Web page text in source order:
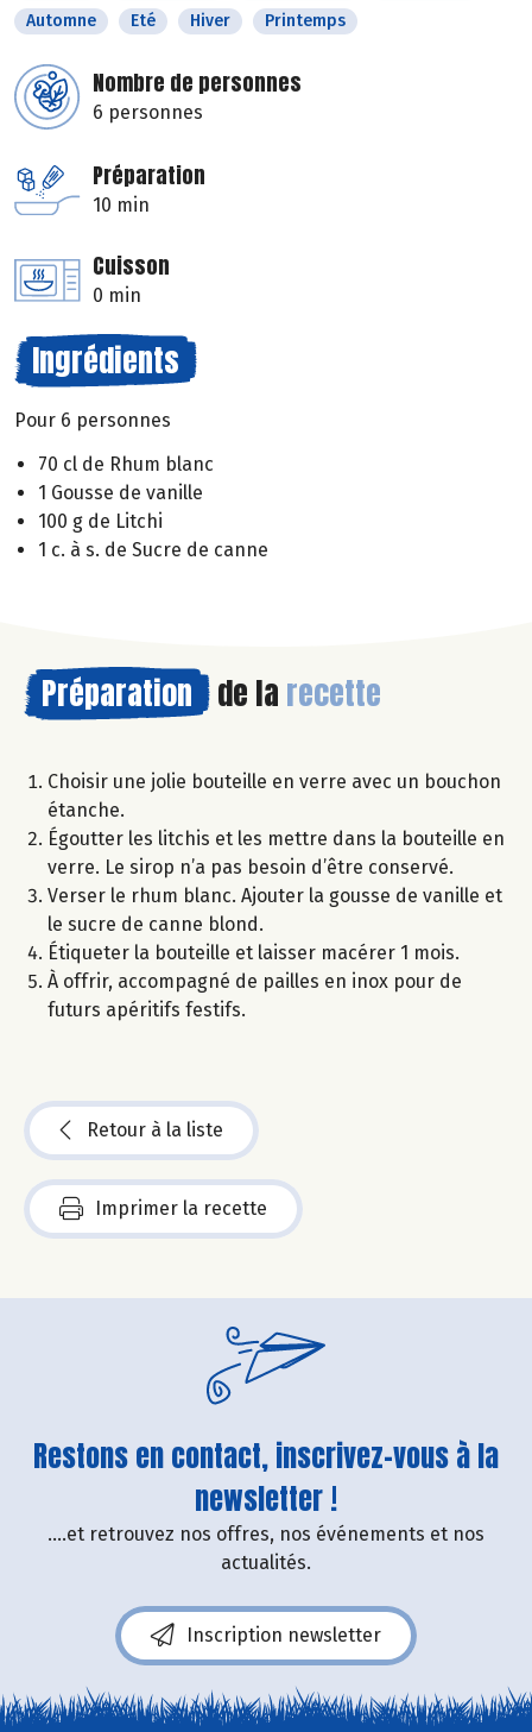
Automne
Eté Hiver Printemps
Nombre de personnes
6 personnes
Préparation
10 min
Cuisson
0 min
Ingrédients
Pour 6 personnes
70 cl de Rhum blanc
1 Gousse de vanille
100 g de Litchi
1 c. à s. de Sucre de canne
Préparation de la recette
Choisir une jolie bouteille en verre avec un bouchon
étanche.
Égoutter les litchis et les mettre dans la bouteille en
verre. Le sirop n’a pas besoin d’être conservé.
Verser le rhum blanc. Ajouter la gousse de vanille et
le sucre de canne blond.
Étiqueter la bouteille et laisser macérer 1 mois.
À offrir, accompagné de pailles en inox pour de
futurs apéritifs festifs.
Retour à la liste
Imprimer la recette
Restons en contact, inscrivez-vous à la
newsletter !
....et retrouvez nos offres, nos événements et nos
actualités.
Inscription newsletter